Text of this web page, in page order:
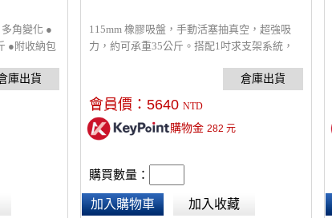
角變化 ●
●附收納包
合車拍、
115mm 橡膠吸盤，手動活塞抽真空，超強吸
力，約可承重35公斤。搭配1吋求支架系統，
會員價： 5640 NTD
購物金 282 元
購買數量：
加入購物車 加入收藏